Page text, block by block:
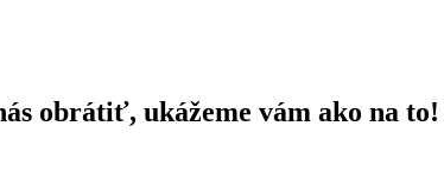
obrátiť, ukážeme vám ako na to!